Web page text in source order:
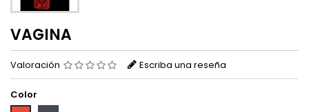
VAGINA
Valoración Escriba una reseña
Color